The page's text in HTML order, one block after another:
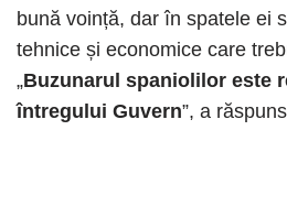
bună voință, dar în spatele ei
tehnice și economice care
„Buzunarul spaniolilor este
întregului Guvern”, a